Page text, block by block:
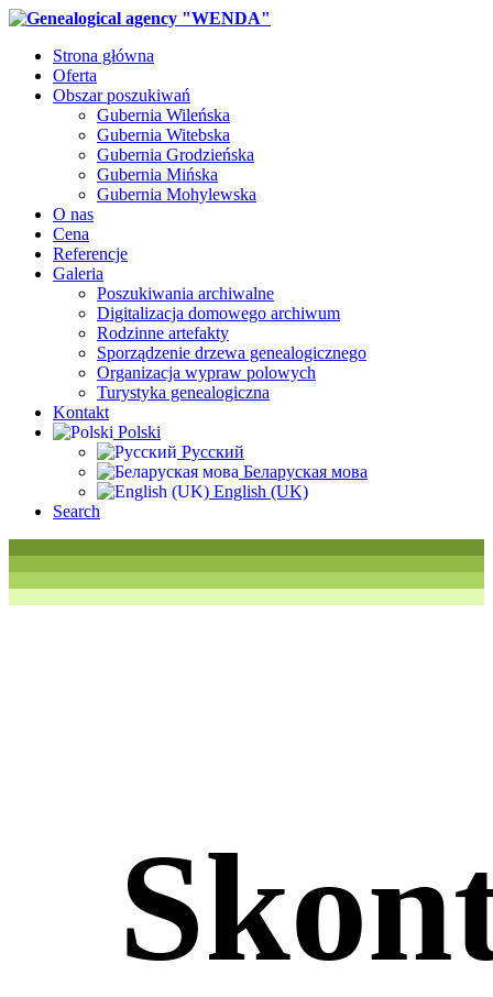
Strona główna
Oferta
Obszar poszukiwań
Gubernia Wileńska
Gubernia Witebska
Gubernia Grodzieńska
Gubernia Mińska
Gubernia Mohylewska
O nas
Cena
Referencje
Galeria
Poszukiwania archiwalne
Digitalizacja domowego archiwum
Rodzinne artefakty
Sporządzenie drzewa genealogicznego
Organizacja wypraw polowych
Turystyka genealogiczna
Kontakt
Polski
Русский
Беларуская мова
English (UK)
Search